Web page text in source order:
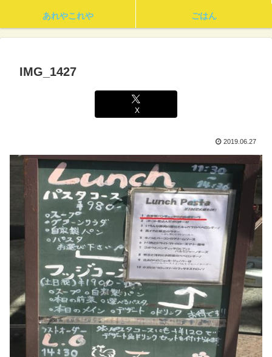
あれやこれや ごはん
IMG_1427
X
2019.06.27